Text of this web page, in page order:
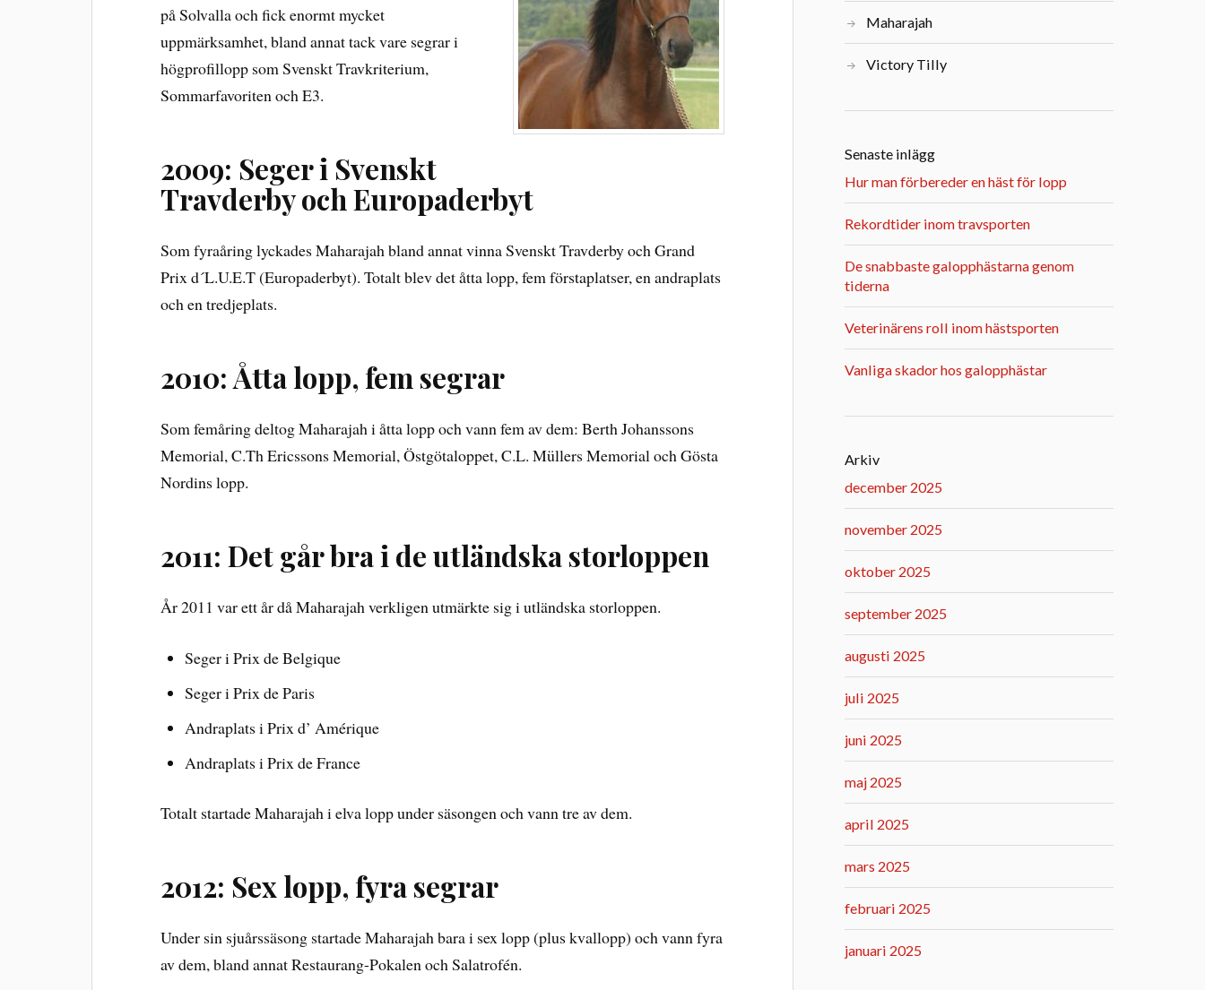
på Solvalla och fick enormt mycket
uppmärksamhet, bland annat tack vare segrar i
högprofillopp som Svenskt Travkriterium,
Sommarfavoriten och E3.
2009: Seger i Svenskt
Travderby och Europaderbyt
Som fyraåring lyckades Maharajah bland annat vinna Svenskt Travderby och Grand
Prix d´L.U.E.T (Europaderbyt). Totalt blev det åtta lopp, fem förstaplatser, en andraplats
och en tredjeplats.
2010: Åtta lopp, fem segrar
Som femåring deltog Maharajah i åtta lopp och vann fem av dem: Berth Johanssons
Memorial, C.Th Ericssons Memorial, Östgötaloppet, C.L. Müllers Memorial och Gösta
Nordins lopp.
2011: Det går bra i de utländska storloppen
År 2011 var ett år då Maharajah verkligen utmärkte sig i utländska storloppen.
Seger i Prix de Belgique
Seger i Prix de Paris
Andraplats i Prix d’ Amérique
Andraplats i Prix de France
Totalt startade Maharajah i elva lopp under säsongen och vann tre av dem.
2012: Sex lopp, fyra segrar
Under sin sjuårssäsong startade Maharajah bara i sex lopp (plus kvallopp) och vann fyra
av dem, bland annat Restaurang-Pokalen och Salatrofén.
Maharajah
Victory Tilly
Senaste inlägg
Hur man förbereder en häst för lopp
Rekordtider inom travsporten
De snabbaste galopphästarna genom
tiderna
Veterinärens roll inom hästsporten
Vanliga skador hos galopphästar
Arkiv
december 2025
november 2025
oktober 2025
september 2025
augusti 2025
juli 2025
juni 2025
maj 2025
april 2025
mars 2025
februari 2025
januari 2025